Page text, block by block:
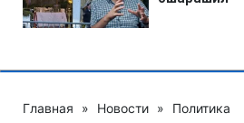
Главная » Новости » Политика